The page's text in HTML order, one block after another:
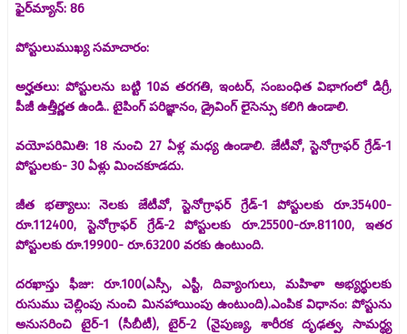
ఫైర్‌మ్యాన్: 86
పోస్టులుముఖ్య సమాచారం:
అర్హతలు: పోస్టులను బట్టి 10వ తరగతి, ఇంటర్‌, సంబంధిత విభాగంలో డిగ్రీ,
పీజీ ఉత్తీర్ణత ఉండి.. టైపింగ్‌ పరిజ్ఞానం, డ్రైవింగ్‌ లైసెన్సు కలిగి ఉండాలి.
వయోపరిమితి: 18 నుంచి 27 ఏళ్ల మధ్య ఉండాలి. జేటీవో, స్టెనోగ్రాఫర్ గ్రేడ్-1
పోస్టులకు- 30 ఏళ్లు మించకూడదు.
జీత భత్యాలు: నెలకు జేటీవో, స్టెనోగ్రాఫర్ గ్రేడ్-1 పోస్టులకు రూ.35400-
రూ.112400, స్టెనోగ్రాఫర్ గ్రేడ్-2 పోస్టులకు రూ.25500-రూ.81100, ఇతర
పోస్టులకు రూ.19900- రూ.63200 వరకు ఉంటుంది.
దరఖాస్తు ఫీజు: రూ.100(ఎస్సీ, ఎస్టీ, దివ్యాంగులు, మహిళా అభ్యర్థులకు
రుసుము చెల్లింపు నుంచి మినహాయింపు ఉంటుంది).ఎంపిక విధానం: పోస్టును
అనుసరించి టైర్-1 (సీబీటీ), టైర్-2 (నైపుణ్య, శారీరక దృఢత్వ, సామర్థ్య